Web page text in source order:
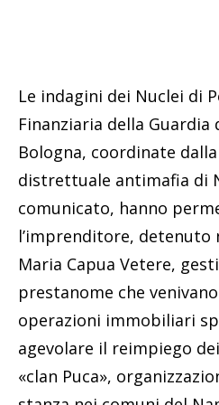
Le indagini dei Nuclei di
Finanziaria della Guardia
Bologna, coordinate
distrettuale antimafia di
comunicato, hanno
l’imprenditore, detenuto
Maria Capua Vetere,
prestanome che
operazioni immobiliari
agevolare il reimpiego
«clan Puca»,